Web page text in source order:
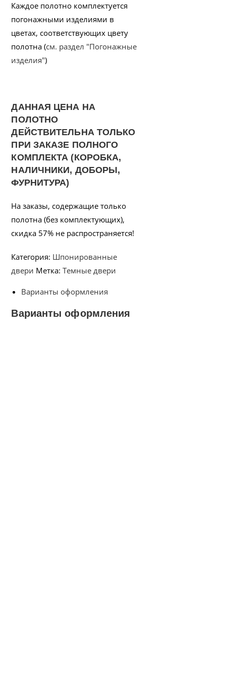
Каждое полотно комплектуется
погонажными изделиями в
цветах, соответствующих цвету
полотна (см. раздел "Погонажные
изделия")
ДАННАЯ ЦЕНА НА
ПОЛОТНО
ДЕЙСТВИТЕЛЬНА ТОЛЬКО
ПРИ ЗАКАЗЕ ПОЛНОГО
КОМПЛЕКТА (КОРОБКА,
НАЛИЧНИКИ, ДОБОРЫ,
ФУРНИТУРА)
На заказы, содержащие только
полотна (без комплектующих),
скидка 57% не распространяется!
Категория: Шпонированные
двери Метка:Темные двери
Варианты оформления
Варианты оформления